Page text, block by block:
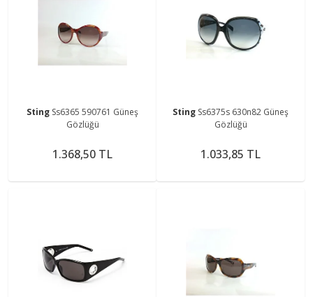
Sting Ss6365 590761 Güneş
Gözlüğü
1.368,50 TL
Sting Ss6375s 630n82 Güneş
Gözlüğü
1.033,85 TL